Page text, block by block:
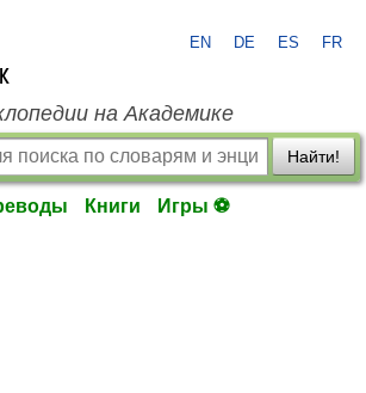
EN DE ES FR
на Академике
Найти!
Книги Игры ⚽